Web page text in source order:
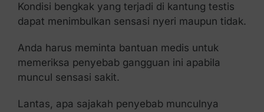
Kondisi bengkak yang terjadi di kantung testis
dapat menimbulkan sensasi nyeri maupun tidak.
Anda harus meminta bantuan medis untuk
memeriksa penyebab gangguan ini apabila
muncul sensasi sakit.
Lantas, apa sajakah penyebab munculnya